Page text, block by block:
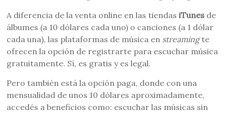
A diferencia de la venta online en las tiendasiTunes de
álbumes (a 10 dólares cada uno) o canciones (a 1 dólar
cada una), las plataformas de música en streamingte
ofrecen la opción de registrarte para escuchar música
gratuitamente. Sí, es gratis y es legal.
Pero también está la opción paga, donde con una
mensualidad de unos 10 dólares aproximadamente,
accedés a beneficios como: escuchar las músicas sin